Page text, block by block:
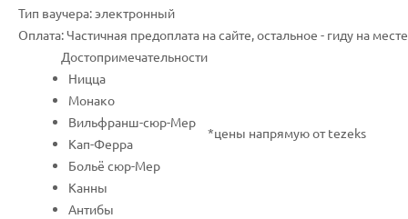
Тип ваучера: электронный
Оплата: Частичная предоплата на сайте, остальное - гиду на месте
Достопримечательности
Ницца
Монако
Вильфранш-сюр-Мер
Кап-Ферра
Больё сюр-Мер
Канны
Антибы
*цены напрямую от tezeks